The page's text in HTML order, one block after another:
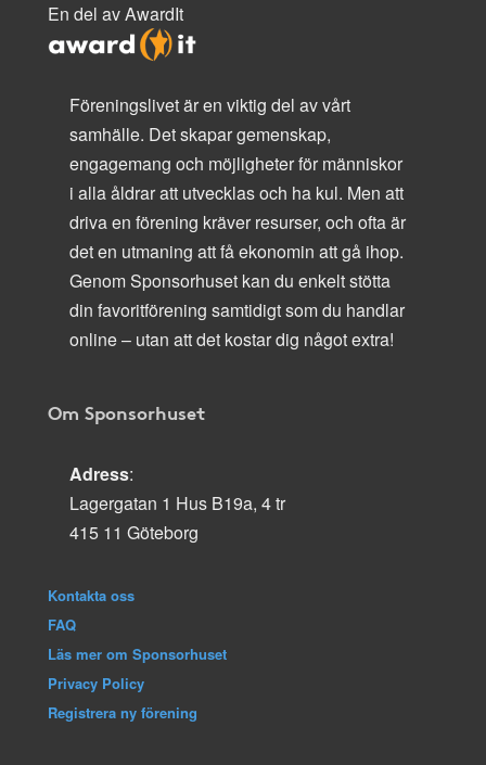
En del av AwardIt
Föreningslivet är en viktig del av vårt
samhälle. Det skapar gemenskap,
engagemang och möjligheter för människor
i alla åldrar att utvecklas och ha kul. Men att
driva en förening kräver resurser, och ofta är
det en utmaning att få ekonomin att gå ihop.
Genom Sponsorhuset kan du enkelt stötta
din favoritförening samtidigt som du handlar
online – utan att det kostar dig något extra!
Om Sponsorhuset
Adress:
Lagergatan 1 Hus B19a, 4 tr
415 11 Göteborg
Kontakta oss
FAQ
Läs mer om Sponsorhuset
Privacy Policy
Registrera ny förening